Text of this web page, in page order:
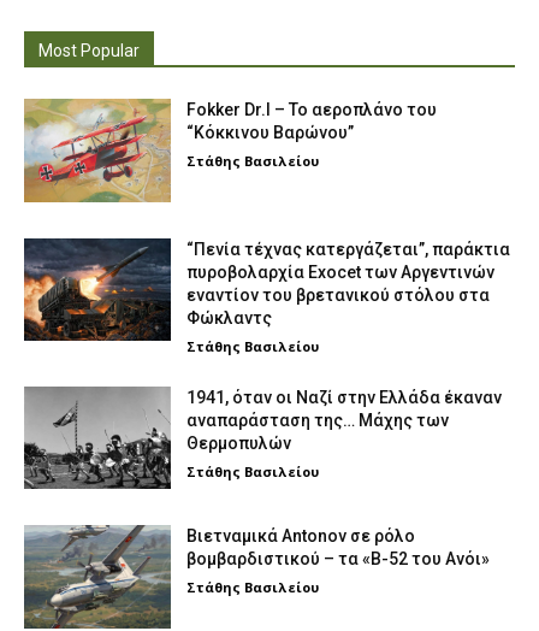
Most Popular
Fokker Dr.I – To αεροπλάνο του
“Κόκκινου Βαρώνου”
Στάθης Βασιλείου
“Πενία τέχνας κατεργάζεται”, παράκτια
πυροβολαρχία Exocet των Αργεντινών
εναντίον του βρετανικού στόλου στα
Φώκλαντς
Στάθης Βασιλείου
1941, όταν οι Ναζί στην Ελλάδα έκαναν
αναπαράσταση της… Μάχης των
Θερμοπυλών
Στάθης Βασιλείου
Βιετναμικά Antonov σε ρόλο
βομβαρδιστικού – τα «Β-52 του Ανόι»
Στάθης Βασιλείου